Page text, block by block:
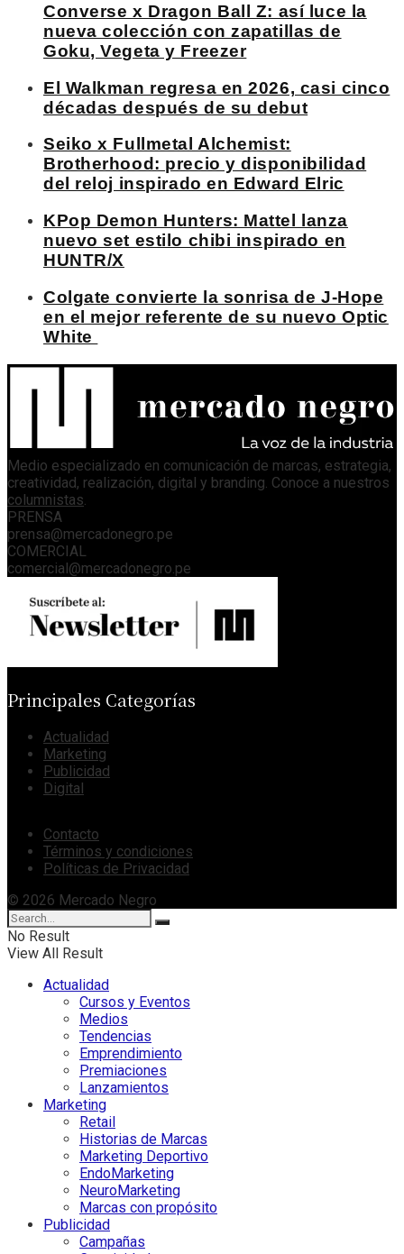
Converse x Dragon Ball Z: así luce la
nueva colección con zapatillas de
Goku, Vegeta y Freezer
El Walkman regresa en 2026, casi cinco
décadas después de su debut
Seiko x Fullmetal Alchemist:
Brotherhood: precio y disponibilidad
del reloj inspirado en Edward Elric
KPop Demon Hunters: Mattel lanza
nuevo set estilo chibi inspirado en
HUNTR/X
Colgate convierte la sonrisa de J-Hope
en el mejor referente de su nuevo Optic
White
Medio especializado en comunicación de marcas, estrategia,
creatividad, realización, digital y branding. Conoce a nuestros
columnistas
PRENSA
prensa@mercadonegro.pe
COMERCIAL
comercial@mercadonegro.pe
Principales Categorías
Actualidad
Marketing
Publicidad
Digital
Contacto
Términos y condiciones
Políticas de Privacidad
© 2026 Mercado Negro
No Result
View All Result
Actualidad
Cursos y Eventos
Medios
Tendencias
Emprendimiento
Premiaciones
Lanzamientos
Marketing
Retail
Historias de Marcas
Marketing Deportivo
EndoMarketing
NeuroMarketing
Marcas con propósito
Publicidad
Campañas